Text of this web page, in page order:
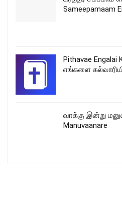
Sameepamaam
Pithavae Engalai
எங்களை
வாக்கு இன்று
Manuvaanare